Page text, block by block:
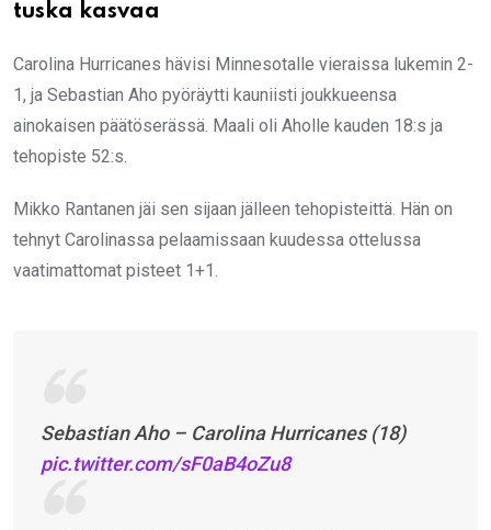
tuska kasvaa
Carolina Hurricanes hävisi Minnesotalle vieraissa lukemin 2-
1, ja Sebastian Aho pyöräytti kauniisti joukkueensa
ainokaisen päätöserässä. Maali oli Aholle kauden 18:s ja
tehopiste 52:s.
Mikko Rantanen jäi sen sijaan jälleen tehopisteittä. Hän on
tehnyt Carolinassa pelaamissaan kuudessa ottelussa
vaatimattomat pisteet 1+1.
Sebastian Aho – Carolina Hurricanes (18)
pic.twitter.com/sF0aB4oZu8